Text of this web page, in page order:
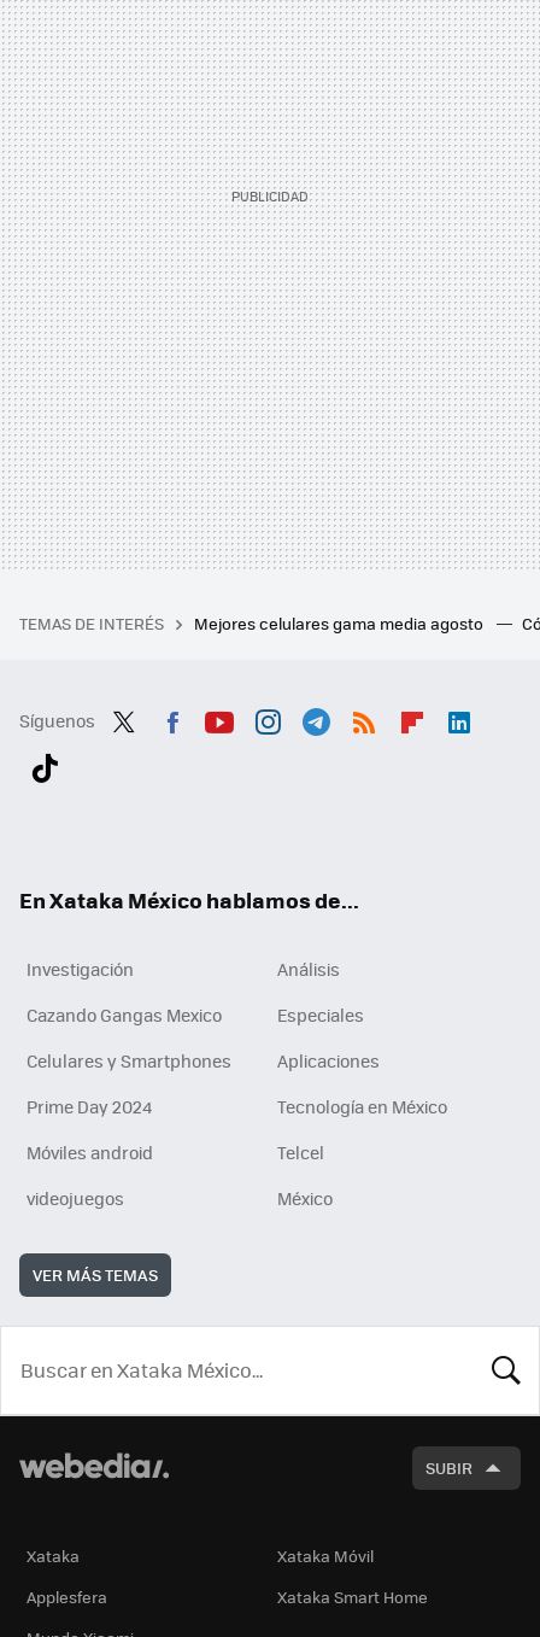
TEMAS DE INTERÉS Mejores celulares gama media agosto
Síguenos
En Xataka México hablamos de...
Investigación
Análisis
Cazando Gangas Mexico
Especiales
Celulares y Smartphones
Aplicaciones
Prime Day 2024
Tecnología en México
Móviles android
Telcel
videojuegos
México
VER MÁS TEMAS
SUBIR
Xataka
Xataka Móvil
Applesfera
Xataka Smart Home